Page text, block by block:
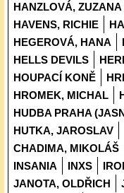
HANZLOVÁ, ZUZANA
HAVENS, RICHIE
HEGEROVÁ, HANA
HELLS DEVILS
HOUPACÍ KONĚ
HROMEK, MICHAL
HUDBA PRAHA
HUTKA, JAROSLAV
CHADIMA, MIKOLÁŠ
INSANIA
INXS
JANOTA, OLDŘICH